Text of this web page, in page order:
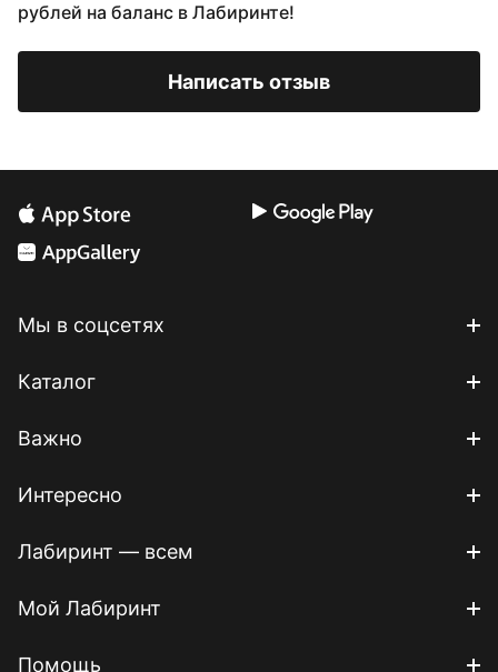
рублей на баланс в Лабиринте!
Написать отзыв
Мы в соцсетях
Каталог
Важно
Интересно
Лабиринт — всем
Мой Лабиринт
Помощь